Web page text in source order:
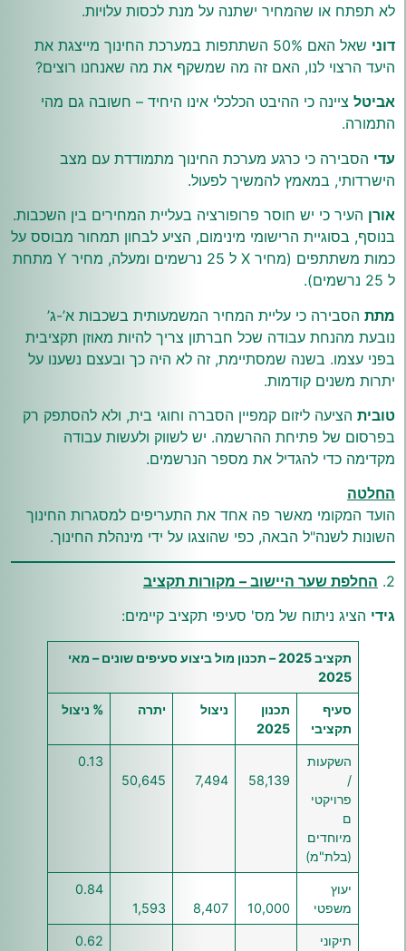
לא תפתח או שהמחיר ישתנה על מנת לכסות עלויות.
דוני
שאל האם 50% השתתפות במערכת החינוך מייצגת את
היעד הרצוי לנו, האם זה מה שמשקף את מה שאנחנו רוצים?
אביטל ציינה כי ההיבט הכלכלי אינו היחיד – חשובה גם מהי
התמורה.
עדי הסבירה כי כרגע מערכת החינוך מתמודדת עם מצב
הישרדותי, במאמץ להמשיך לפעול.
אורן העיר כי יש חוסר פרופורציה בעליית המחירים בין השכבות.
בנוסף, בסוגיית הרישומי מינימום, הציע לבחון תמחור מבוסס על
כמות משתתפים (מחיר X ל 25 נרשמים ומעלה, מחיר Y מתחת
ל 25 נרשמים).
מתת הסבירה כי עליית המחיר המשמעותית בשכבות א’-ג’
נובעת מהנחת עבודה שכל חברתון צריך להיות מאוזן תקציבית
בפני עצמו. בשנה שמסתיימת, זה לא היה כך ובעצם נשענו על
יתרות משנים קודמות.
טובית הציעה ליזום קמפיין הסברה וחוגי בית, ולא להסתפק רק
בפרסום של פתיחת ההרשמה. יש לשווק ולעשות עבודה
מקדימה כדי להגדיל את מספר הנרשמים.
החלטה
הועד המקומי מאשר פה אחד את התעריפים למסגרות החינוך
השונות לשנה"ל הבאה, כפי שהוצגו על ידי מינהלת החינוך.
2. החלפת שער היישוב – מקורות תקציב
גידי הציג ניתוח של מס' סעיפי תקציב קיימים:
תקציב 2025 – תכנון מול ביצוע סעיפים שונים – מאי
2025
סעיף
תקציבי
תכנון
2025
ניצול יתרה % ניצול
השקעות
/
פרויקטי
ם
מיוחדים
(בלת"מ)
58,139
7,494
50,645
0.13
יעוץ
משפטי
10,000
8,407
1,593
0.84
תיקוני
0.62